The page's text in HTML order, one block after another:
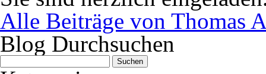
Alle Beiträge von Thomas
Blog Durchsuchen
Suchen
nach: